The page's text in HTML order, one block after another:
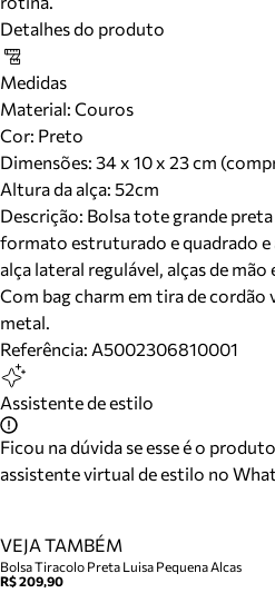
Detalhes do produto
Medidas
Material: Couros
Cor: Preto
Dimensões: 34 x 10 x 23 cm
Altura da alça: 52cm
Descrição: Bolsa tote grande
formato estruturado e quadrado e
alça lateral regulável, alças de
Com bag charm em tira de cordão
metal.
Referência: A5002306810001
Assistente de estilo
Ficou na dúvida se esse é o
assistente virtual de estilo no
VEJA TAMBÉM
Bolsa Tiracolo Preta Luisa Pequena Alcas
R$ 209,90